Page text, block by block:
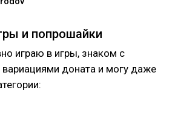
и попрошайки
играю в игры, знаком с
доната и могу даже